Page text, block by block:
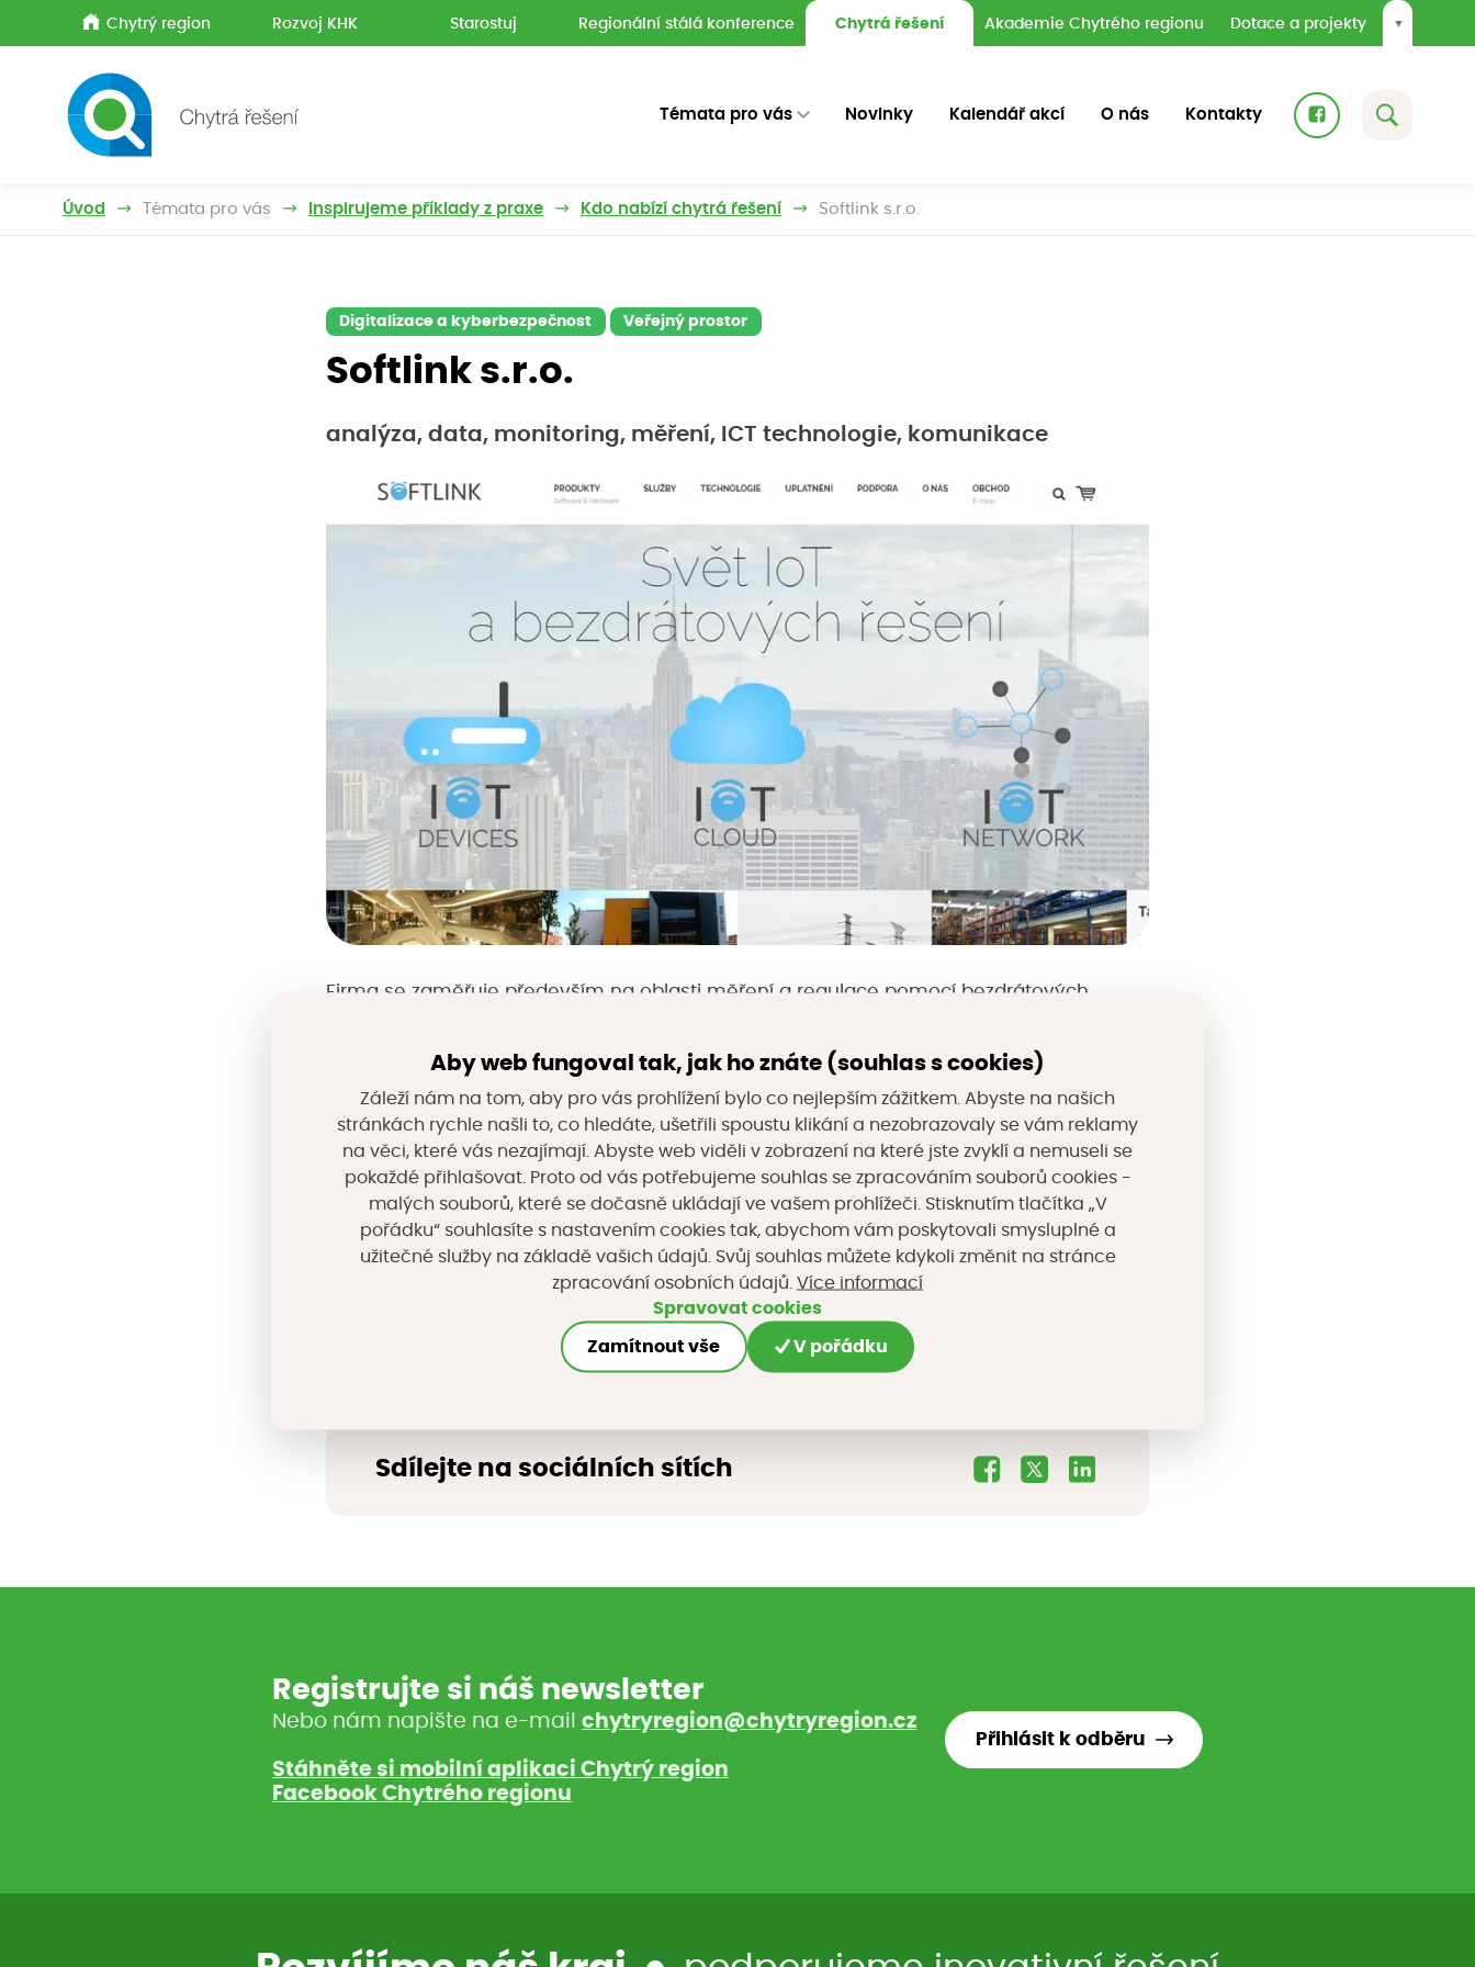
Chytrý region Rozvoj KHK Starostuj Regionální stálá konference Chytrá řešení Akademie Chytrého regionu Dotace a projekty ▼
Témata pro vás Novinky Kalendář akcí O nás Kontakty
Úvod Témata pro vás Inspirujeme příklady z praxe Kdo nabízí chytrá řešení Softlink s.r.o.
Digitalizace a kyberbezpečnost Veřejný prostor
Softlink s.r.o.
analýza, data, monitoring, měření, ICT technologie, komunikace
Firma se zaměřuje především na oblasti měření a regulace pomocí bezdrátových
průmyslu. V současné době je absolutní jedničkou na trhu a udržuje si konkurenční
náskok díky neustálému vývoji. Přináší zákazníkům nejen komunikační řešení v podobě
monitorovacích a informačních systémů, ale také moderní možnosti bezdrátové
komunikace v oblasti měření a regulace pro jednotlivce, firmy, multifunkční budovy,
logistické areály, výrobní provozy, apod.
Tomkova 409, 278 01 Kralupy nad Vltavou
Sdílejte na sociálních sítích
Registrujte si náš newsletter
Nebo nám napište na e-mailchytryregion@chytryregion.cz
Stáhněte si mobilní aplikaci Chytrý region
Facebook Chytrého regionu
Přihlásit k odběru
Aby web fungoval tak, jak ho znáte (souhlas s cookies)
Záleží nám na tom, aby pro vás prohlížení bylo co nejlepším zážitkem. Abyste na našich
stránkách rychle našli to, co hledáte, ušetřili spoustu klikání a nezobrazovaly se vám reklamy
na věci, které vás nezajímají. Abyste web viděli v zobrazení na které jste zvyklí a nemuseli se
pokaždé přihlašovat. Proto od vás potřebujeme souhlas se zpracováním souborů cookies -
malých souborů, které se dočasně ukládají ve vašem prohlížeči. Stisknutím tlačítka „V
pořádku“ souhlasíte s nastavením cookies tak, abychom vám poskytovali smysluplné a
užitečné služby na základě vašich údajů. Svůj souhlas můžete kdykoli změnit na stránce
zpracování osobních údajů. Více informací
Spravovat cookies
Zamítnout vše V pořádku